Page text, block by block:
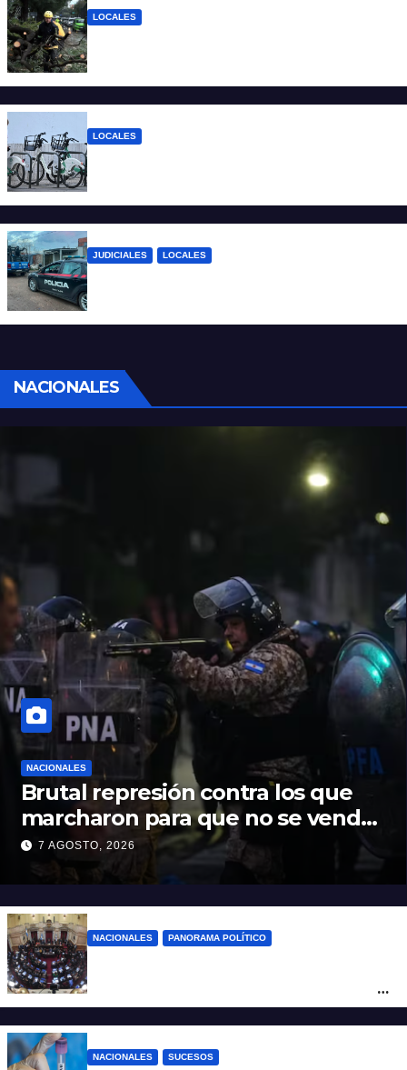
LOCALES
LOCALES
JUDICIALES LOCALES
NACIONALES
NACIONALES
Brutal represión contra los que
marcharon para que no se venda
la patria
7 AGOSTO, 2026
NACIONALES PANORAMA POLÍTICO
pretendía modificar la Ley de Manejo del
NACIONALES SUCESOS